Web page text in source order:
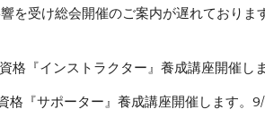
受け総会開催のご案内が遅れておりま
格『インストラクター』養成講座開催し
格『サポーター』養成講座開催します。